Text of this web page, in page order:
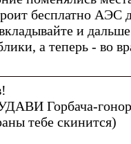
бесплатно АЭС
и
а теперь - во
Горбача-
тебе скинится)